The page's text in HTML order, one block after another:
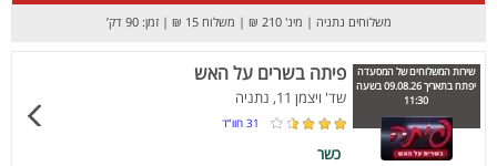
משלוחים נתניה | מינ' 210 ₪ | משלוח 15 ₪ | זמן: 90 דק’
שירות המשלוחים של המסעדה
יפתח בתאריך 09.08.26 בשעה
11:30
פיתה בשרים על האש
שד' ויצמן 11, נתניה
31 חוו”ד
כשר